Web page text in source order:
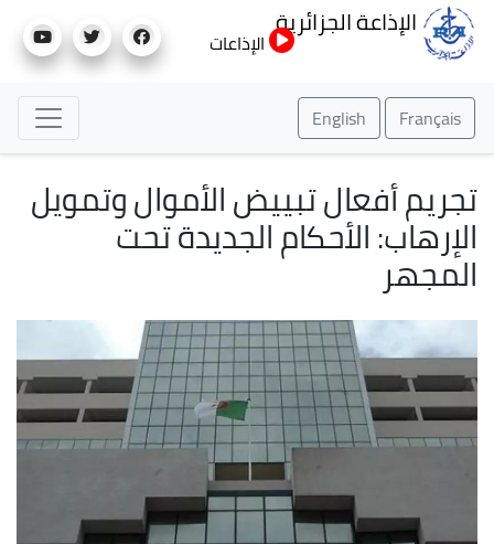
إلى
الإذاعة الجزائرية
الإذاعات
Français
English
تجريم أفعال تبييض الأموال وتمويل
الإرهاب: الأحكام الجديدة تحت
المجهر